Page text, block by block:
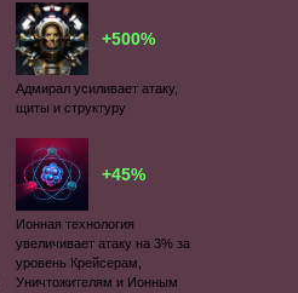
+500%
Адмирал усиливает атаку,
щиты и структуру
+45%
Ионная технология
увеличивает атаку на 3% за
уровень Крейсерам,
Уничтожителям и Ионным